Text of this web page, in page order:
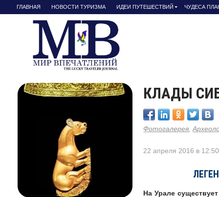
ГЛАВНАЯ НОВОСТИ ТУРИЗМА ИДЕИ ПУТЕШЕСТВИЙ ЧУДЕСА
КЛАДЫ
Фотогалерея ,
22 апреля 2016 в
На Урале